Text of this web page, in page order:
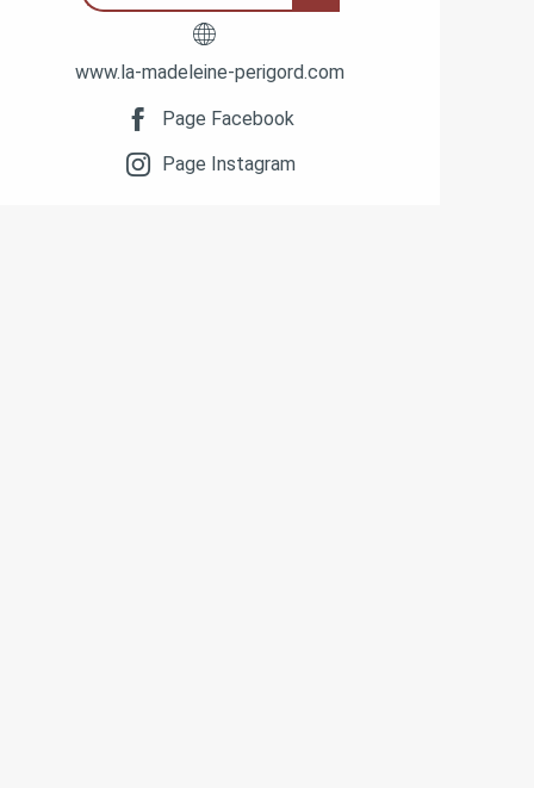
www.la-madeleine-perigord.com
Page Facebook
Page Instagram